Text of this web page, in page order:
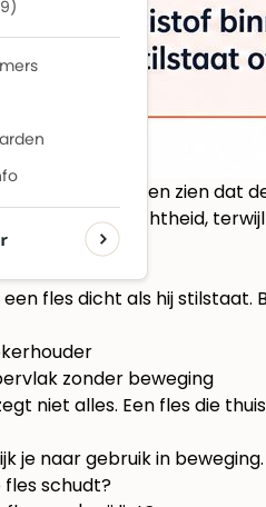
laten zien dat
lekdichtheid,
fles dicht als hij stilstaat.
zonder beweging
niet alles. Een fles die
je naar gebruik in
fles schudt?